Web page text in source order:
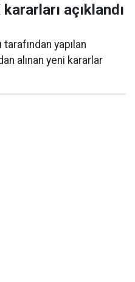
açıklandı
yapılan
alınan yeni kararlar